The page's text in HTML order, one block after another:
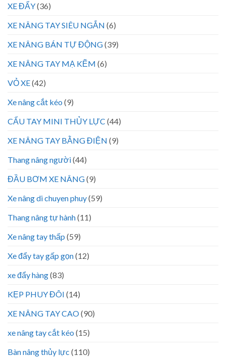
XE ĐẨY(36)
XE NÂNG TAY SIÊU NGẮN (6)
XE NÂNG BÁN TỰ ĐỘNG(39)
XE NÂNG TAY MẠ KẼM (6)
VỎ XE(42)
Xe nâng cắt kéo (9)
CẨU TAY MINI THỦY LỰC (44)
XE NÂNG TAY BẰNG ĐIỆN (9)
Thang nâng người(44)
ĐẦU BƠM XE NÂNG(9)
Xe nâng di chuyen phuy(59)
Thang nâng tự hành(11)
Xe nâng tay thấp (59)
Xe đẩy tay gấp gọn(12)
xe đẩy hàng(83)
KẸP PHUY ĐÔI (14)
XE NÂNG TAY CAO(90)
xe nâng tay cắt kéo (15)
Bàn nâng thủy lực (110)